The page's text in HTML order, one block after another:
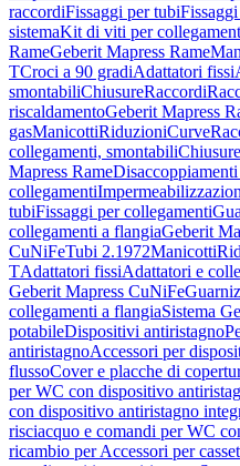
raccordiFissaggi per tubi
sistemaKit di viti per
RameGeberit Mapress Rame
TCroci a 90 gradiAdattatori fissi
smontabiliChiusureRaccordi
riscaldamentoGeberit Mapress
gasManicottiRiduzioniCurve
collegamenti, smontabiliChiusure
Mapress Rame
collegamenti
tubiFissaggi per collegamenti
collegamenti a flangiaGeberit
CuNiFeTubi 2.1972Manicotti
TAdattatori fissiAdattatori e
Geberit Mapress CuNiFe
collegamenti a flangiaSistema
potabileDispositivi antiristagno
antiristagnoAccessori per
flussoCover e placche di
per WC con dispositivo
con dispositivo antiristagno
risciacquo e comandi per WC
ricambio per Accessori per